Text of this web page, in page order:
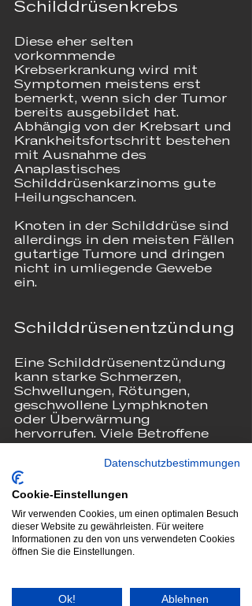
Schilddrüsenkrebs
Diese eher selten
vorkommende
Krebserkrankung wird mit
Symptomen meistens erst
bemerkt, wenn sich der Tumor
bereits ausgebildet hat.
Abhängig von der Krebsart und
Krankheitsfortschritt bestehen
mit Ausnahme des
Anaplastisches
Schilddrüsenkarzinoms gute
Heilungschancen.
Knoten in der Schilddrüse sind
allerdings in den meisten Fällen
gutartige Tumore und dringen
nicht in umliegende Gewebe
ein.
Schilddrüsenentzündung
Eine Schilddrüsenentzündung
kann starke Schmerzen,
Schwellungen, Rötungen,
geschwollene Lymphknoten
oder Überwärmung
hervorrufen. Viele Betroffene
Schluckbeschwerden. Die
Ursachen sind häufig
Rachenbereich.
Die Behandlung erfolgt je nach
Medikamenten. Hat sich ein
Datenschutzbestimmungen
Cookie-Einstellungen
Wir verwenden Cookies, um einen optimalen Besuch
dieser Website zu gewährleisten. Für weitere
Informationen zu den von uns verwendeten Cookies
öffnen Sie die Einstellungen.
Ok! Ablehnen